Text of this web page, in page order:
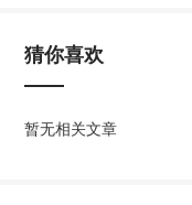
猜你喜欢
暂无相关文章